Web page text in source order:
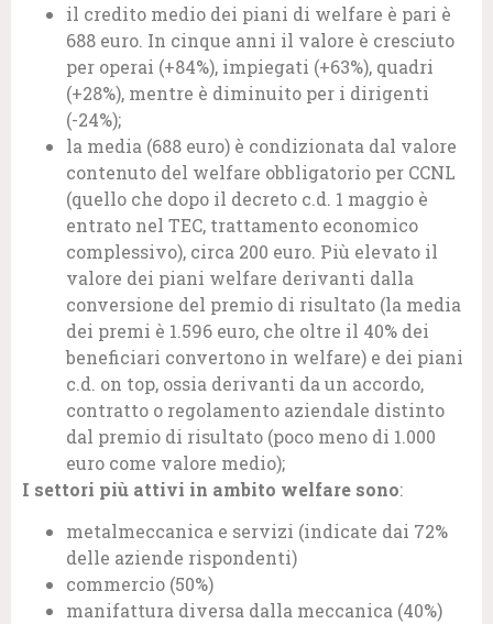
il credito medio dei piani di welfare è pari è
688 euro. In cinque anni il valore è cresciuto
per operai (+84%), impiegati (+63%), quadri
(+28%), mentre è diminuito per i dirigenti
(-24%);
la media (688 euro) è condizionata dal valore
contenuto del welfare obbligatorio per CCNL
(quello che dopo il decreto c.d. 1 maggio è
entrato nel TEC, trattamento economico
complessivo), circa 200 euro. Più elevato il
valore dei piani welfare derivanti dalla
conversione del premio di risultato (la media
dei premi è 1.596 euro, che oltre il 40% dei
beneficiari convertono in welfare) e dei piani
c.d. on top, ossia derivanti da un accordo,
contratto o regolamento aziendale distinto
dal premio di risultato (poco meno di 1.000
euro come valore medio);
I settori più attivi in ambito welfare sono:
metalmeccanica e servizi (indicate dai 72%
delle aziende rispondenti)
commercio (50%)
manifattura diversa dalla meccanica (40%)